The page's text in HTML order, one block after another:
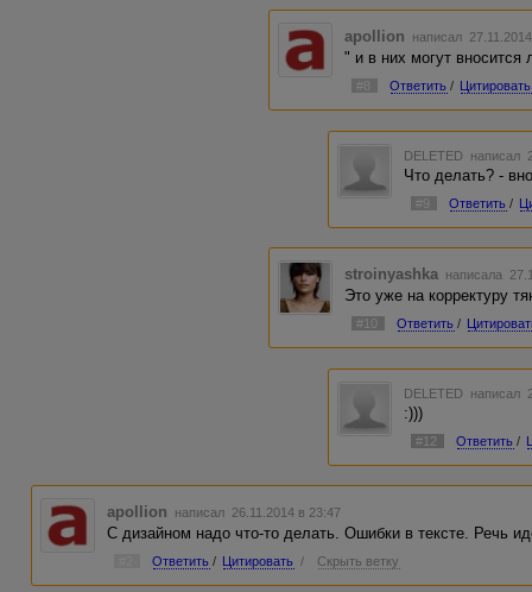
apollion написал
" и в них могут
#8 Ответить / Цитировать
DELETED написал
Что делать? -
#9 Ответить /
stroinyashka написала
Это уже на корректуру
#10 Ответить /
DELETED написал
:)))
#12 Ответить /
apollion написал 26.11.2014 в 23:47
С дизайном надо что-то делать. Ошибки в тексте. Речь
Ответить / Цитировать / Скрыть ветку